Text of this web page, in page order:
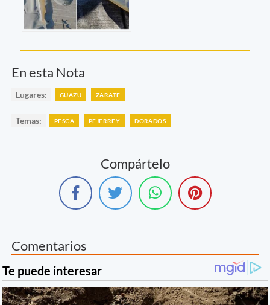
En esta Nota
Lugares: GUAZU ZARATE
Temas: PESCA PEJERREY DORADOS
Compártelo
Comentarios